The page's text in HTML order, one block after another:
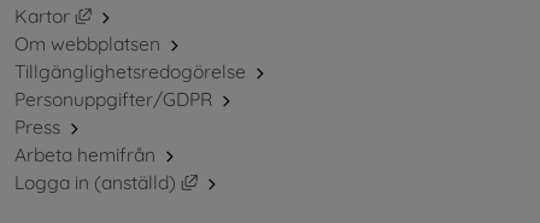
Kartor
Länk till annan webbplats, öppnas i nytt fönster.
Om webbplatsen
Tillgänglighetsredogörelse
Personuppgifter/GDPR
Press
Arbeta hemifrån
Logga in (anställd)
Länk till annan webbplats, öppnas i nytt